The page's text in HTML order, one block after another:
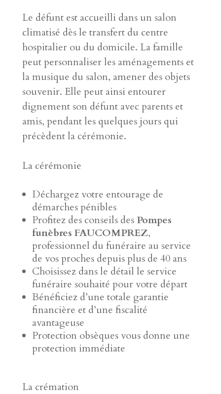
Le défunt est accueilli dans un salon
climatisé dès le transfert du centre
hospitalier ou du domicile. La famille
peut personnaliser les aménagements et
la musique du salon, amener des objets
souvenir. Elle peut ainsi entourer
dignement son défunt avec parents et
amis, pendant les quelques jours qui
précèdent la cérémonie.
La cérémonie
Déchargez votre entourage de
démarches pénibles
Profitez des conseils des Pompes
funèbres FAUCOMPREZ,
professionnel du funéraire au service
de vos proches depuis plus de 40 ans
Choisissez dans le détail le service
funéraire souhaité pour votre départ
Bénéficiez d’une totale garantie
financière et d’une fiscalité
avantageuse
Protection obsèques vous donne une
protection immédiate
La crémation